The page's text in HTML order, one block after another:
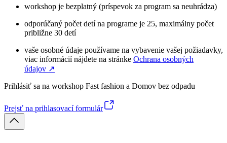
workshop je bezplatný (príspevok za program sa neuhrádza)
odporúčaný počet detí na programe je 25, maximálny počet
približne 30 detí
vaše osobné údaje používame na vybavenie vašej požiadavky,
viac informácií nájdete na stránke Ochrana osobných
údajov ↗︎
Prihlásiť sa na workshop Fast fashion a Domov bez odpadu
Prejsť na prihlasovací formulár